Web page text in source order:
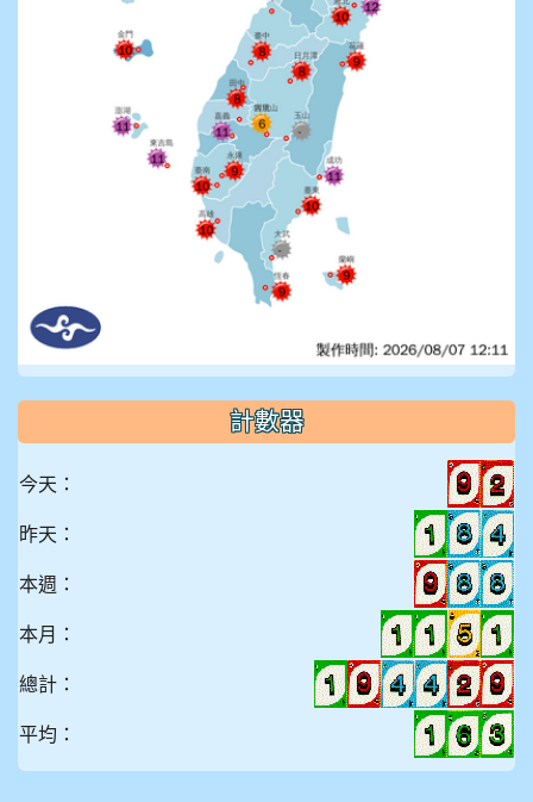
計數器
今天：
昨天：
本週：
本月：
總計：
平均：